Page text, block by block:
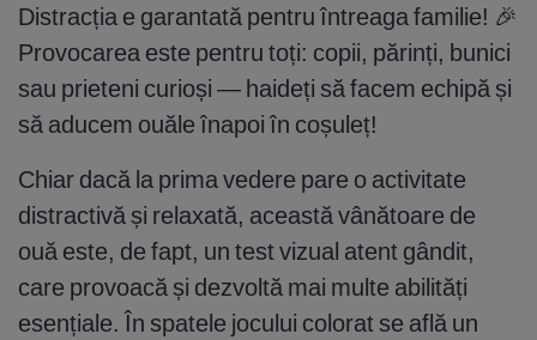
Distracția e garantată pentru întreaga familie! 🎉
Provocarea este pentru toți: copii, părinți, bunici
sau prieteni curioși — haideți să facem echipă și
să aducem ouăle înapoi în coșuleț!
Chiar dacă la prima vedere pare o activitate
distractivă și relaxată, această vânătoare de
ouă este, de fapt, un test vizual atent gândit,
care provoacă și dezvoltă mai multe abilități
esențiale. În spatele jocului colorat se află un